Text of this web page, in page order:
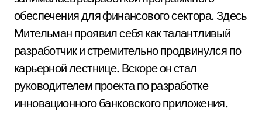
обеспечения для финансового сектора. Здесь
Мительман проявил себя как талантливый
разработчик и стремительно продвинулся по
карьерной лестнице. Вскоре он стал
руководителем проекта по разработке
инновационного банковского приложения.